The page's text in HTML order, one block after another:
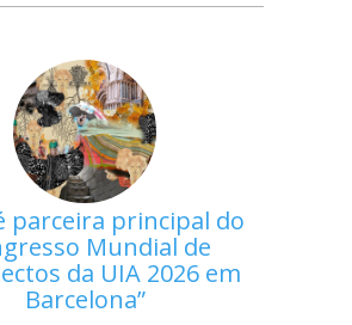
parceira principal do
Mundial de
da UIA 2026 em
Barcelona